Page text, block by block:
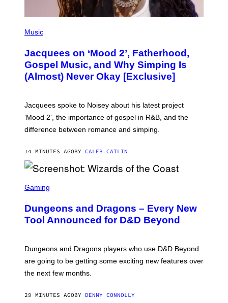
P
T
O
V
I
M
K
R
Music
Jacquees on ‘Mood 2’, Fatherhood,
Gospel Music, and Why Simping Is
(Almost) Never Okay [Exclusive]
Jacquees spoke to Noisey about his latest project
‘Mood 2’, the importance of gospel in R&B, and the
difference between romance and simping.
14 MINUTES AGOBY CALEB CATLIN
C
E
N
S
T
W
I
Z
R
Gaming
Dungeons and Dragons – Every New
Tool Announced for D&D Beyond
Dungeons and Dragons players who use D&D Beyond
are going to be getting some exciting new features over
the next few months.
29 MINUTES AGOBY DENNY CONNOLLY